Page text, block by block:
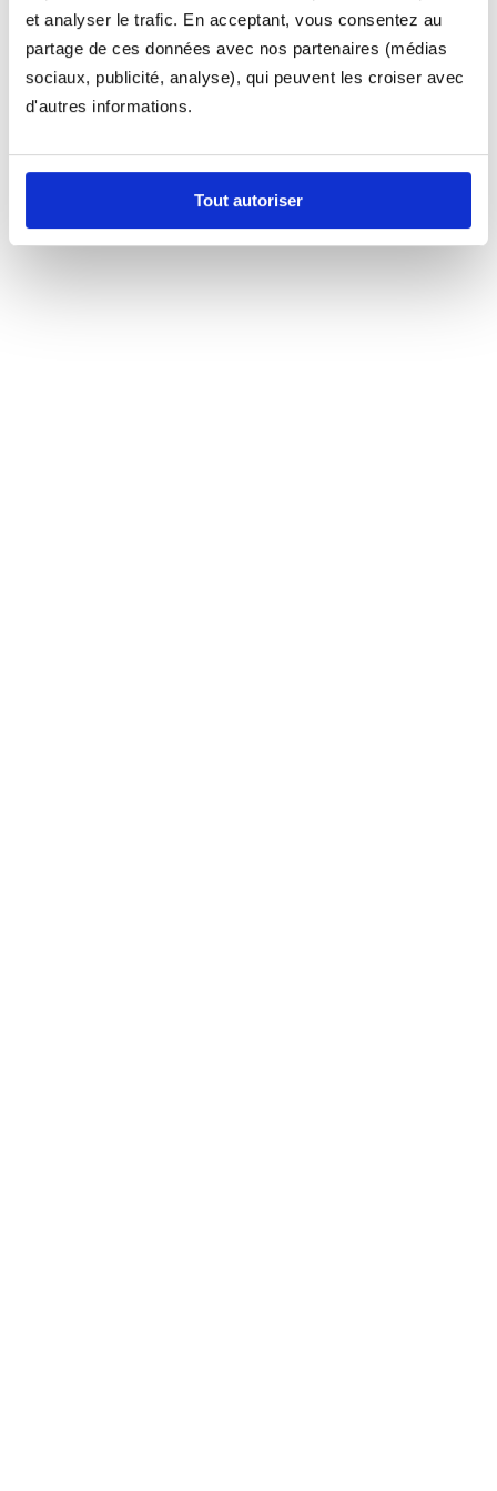
et analyser le trafic. En acceptant, vous consentez au
partage de ces données avec nos partenaires (médias
sociaux, publicité, analyse), qui peuvent les croiser avec
d'autres informations.
Tout autoriser